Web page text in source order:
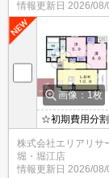
情報更新日 2026/08/
画像：1枚
☆初期費用分
株式会社エリアリ
堀・堀江店
情報更新日 2026/08/